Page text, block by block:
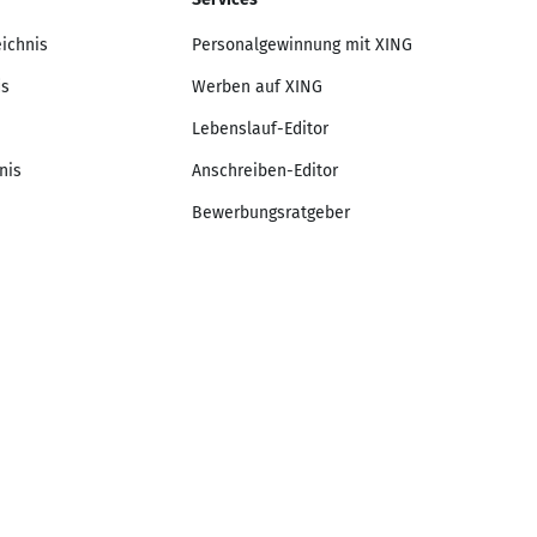
Personalgewinnung mit XING
Werben auf XING
Lebenslauf-Editor
Anschreiben-Editor
Bewerbungsratgeber